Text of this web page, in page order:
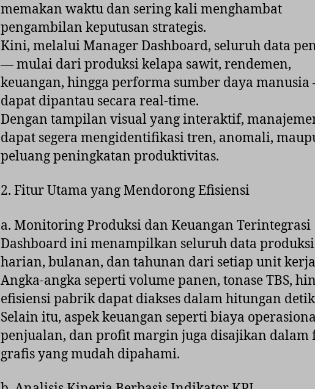
memakan waktu dan sering kali menghambat
pengambilan keputusan strategis.
Kini, melalui Manager Dashboard, seluruh data
— mulai dari produksi kelapa sawit, rendemen,
keuangan, hingga performa sumber daya
dapat dipantau secara real-time.
Dengan tampilan visual yang interaktif,
dapat segera mengidentifikasi tren, anomali,
peluang peningkatan produktivitas.
2. Fitur Utama yang Mendorong Efisiensi
a. Monitoring Produksi dan Keuangan Terintegrasi
Dashboard ini menampilkan seluruh data produksi
harian, bulanan, dan tahunan dari setiap unit
Angka-angka seperti volume panen, tonase TBS,
efisiensi pabrik dapat diakses dalam hitungan
Selain itu, aspek keuangan seperti biaya
penjualan, dan profit margin juga disajikan dalam
grafis yang mudah dipahami.